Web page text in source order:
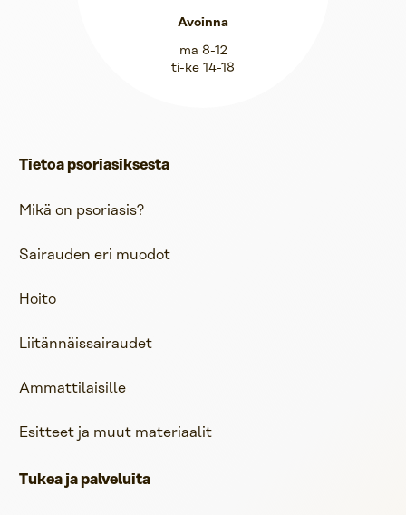
Tietoa psoriasiksesta
Mikä on psoriasis?
Sairauden eri muodot
Hoito
Liitännäissairaudet
Ammattilaisille
Esitteet ja muut materiaalit
Tukea ja palveluita
Avoinna
ma 8-12
ti-ke 14-18